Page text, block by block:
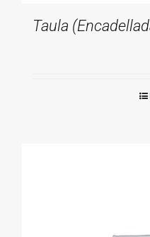
Taula